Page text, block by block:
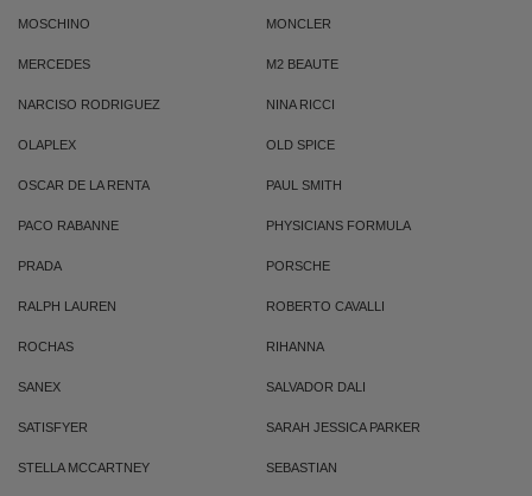
MOSCHINO MONCLER
MERCEDES M2 BEAUTE
NARCISO RODRIGUEZ NINA RICCI
OLAPLEX OLD SPICE
OSCAR DE LA RENTA PAUL SMITH
PACO RABANNE PHYSICIANS FORMULA
PRADA PORSCHE
RALPH LAUREN ROBERTO CAVALLI
ROCHAS RIHANNA
SANEX SALVADOR DALI
SATISFYER SARAH JESSICA PARKER
STELLA MCCARTNEY SEBASTIAN